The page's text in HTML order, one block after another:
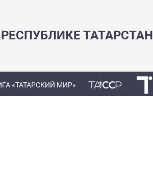
ТАТАРСТАН
«ТАТАРСКИЙ МИР»